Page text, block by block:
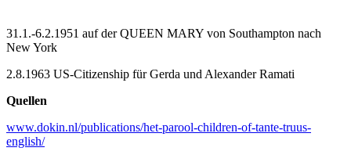
31.1.-6.2.1951 auf der QUEEN MARY von Southampton nach
New York
2.8.1963 US-Citizenship für Gerda und Alexander Ramati
Quellen
www.dokin.nl/publications/het-parool-children-of-tante-truus-
english/